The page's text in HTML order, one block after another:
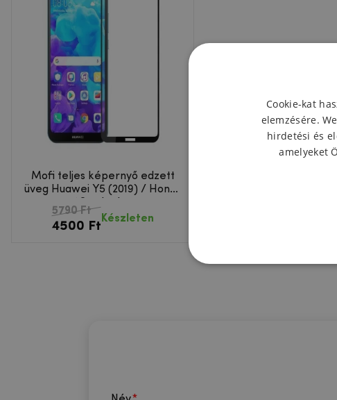
Mofi teljes képernyő edzett
üveg Huawei Y5 (2019) / Honor
5790 Ft
4500 Ft
Készleten
Cookie-kat
elemzésére.
hirdetési és
amelyeket